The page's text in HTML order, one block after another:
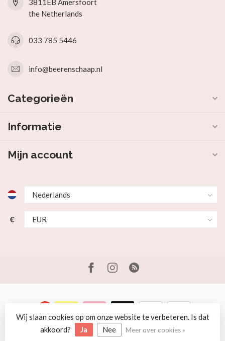
3811EB Amersfoort
the Netherlands
033 785 5446
info@beerenschaap.nl
Categorieën
Informatie
Mijn account
€
© Copyright 2026 Beer en Schaap
Wij slaan cookies op om onze website te verbeteren. Is dat
akkoord?
Ja Nee Meer over cookies »